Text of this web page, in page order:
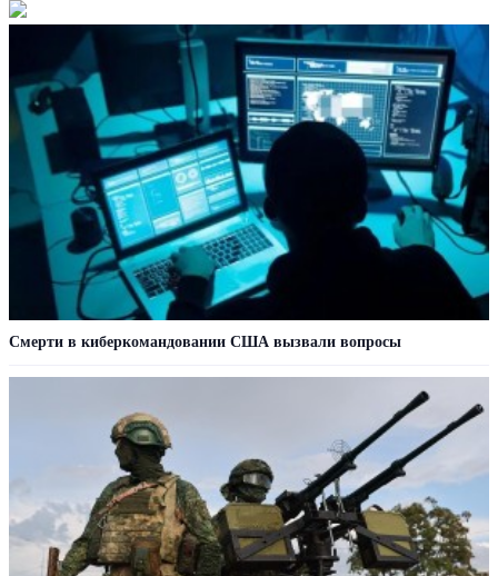
Смерти в киберкомандовании США вызвали вопросы